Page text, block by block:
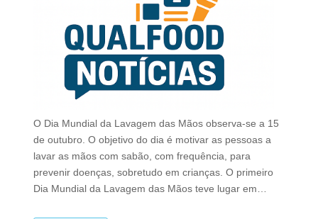
O Dia Mundial da Lavagem das Mãos observa-se a 15
de outubro. O objetivo do dia é motivar as pessoas a
lavar as mãos com sabão, com frequência, para
prevenir doenças, sobretudo em crianças. O primeiro
Dia Mundial da Lavagem das Mãos teve lugar em…